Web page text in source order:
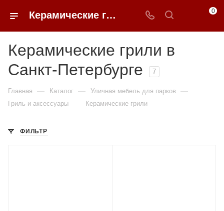
Керамические грили в Санкт-Петербурге купить по доступным ценам с доставкой от 0ФФЕР.ру 0
Керамические грили в
Санкт-Петербурге
7
Главная — Каталог — Уличная мебель для парков —
Гриль и аксессуары — Керамические грили
ФИЛЬТР